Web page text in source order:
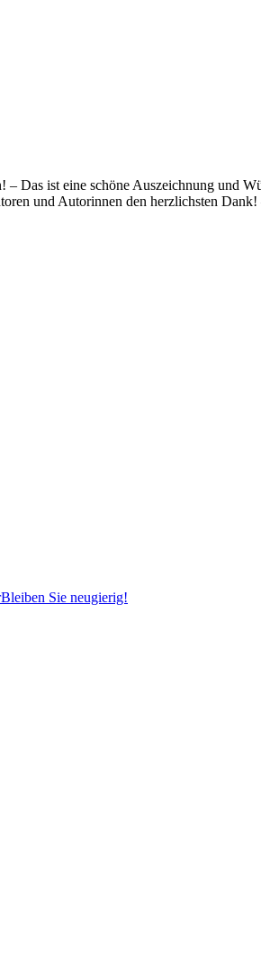
Das ist eine schöne Auszeichnung und
und Autorinnen den herzlichsten
Bleiben Sie neugierig!